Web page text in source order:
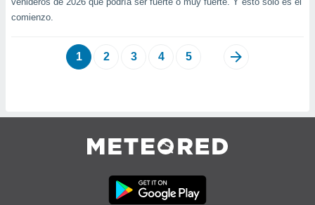
comienzo.
1 2 3 4 5